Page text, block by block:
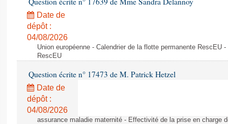
Dossiers législatifs
Budget et sécurité sociale
Questions écrites et orales
Comptes rendus des débats
Date de
dépôt :
04/08/2026
Union européenne - Calendrier de la flotte permanente RescEU
RescEU
Question écrite n° 17473 de M. Patrick Hetzel
Date de
dépôt :
04/08/2026
assurance maladie maternité - Effectivité de la prise en charge